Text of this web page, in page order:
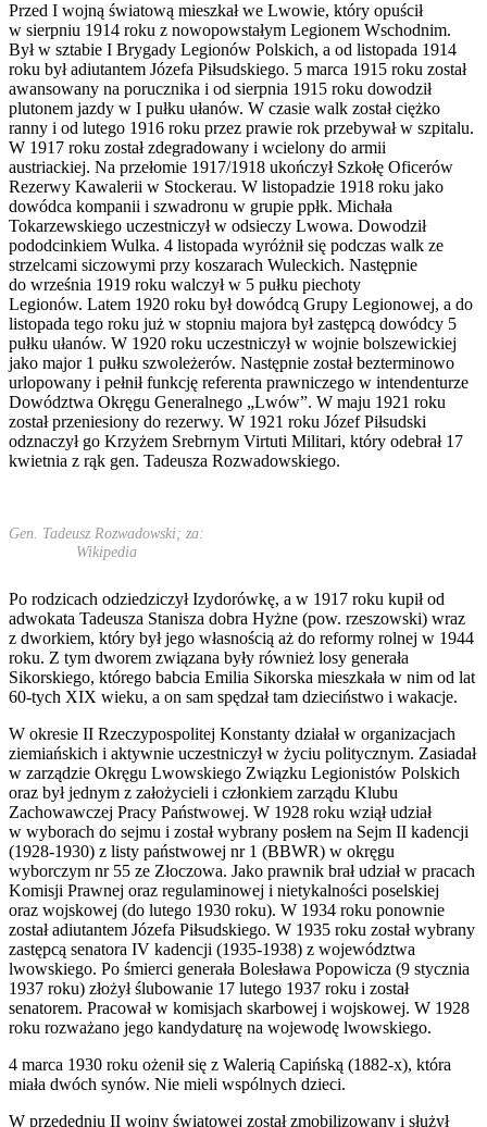
Przed I wojną światową mieszkał we Lwowie, który opuścił
w sierpniu 1914 roku z nowopowstałym Legionem Wschodnim.
Był w sztabie I Brygady Legionów Polskich, a od listopada 1914
roku był adiutantem Józefa Piłsudskiego. 5 marca 1915 roku został
awansowany na porucznika i od sierpnia 1915 roku dowodził
plutonem jazdy w I pułku ułanów. W czasie walk został ciężko
ranny i od lutego 1916 roku przez prawie rok przebywał w szpitalu.
W 1917 roku został zdegradowany i wcielony do armii
austriackiej. Na przełomie 1917/1918 ukończył Szkołę Oficerów
Rezerwy Kawalerii w Stockerau. W listopadzie 1918 roku jako
dowódca kompanii i szwadronu w grupie ppłk. Michała
Tokarzewskiego uczestniczył w odsieczy Lwowa. Dowodził
pododcinkiem Wulka. 4 listopada wyróżnił się podczas walk ze
strzelcami siczowymi przy koszarach Wuleckich. Następnie
do września 1919 roku walczył w 5 pułku piechoty
Legionów. Latem 1920 roku był dowódcą Grupy Legionowej, a do
listopada tego roku już w stopniu majora był zastępcą dowódcy 5
pułku ułanów. W 1920 roku uczestniczył w wojnie bolszewickiej
jako major 1 pułku szwoleżerów. Następnie został bezterminowo
urlopowany i pełnił funkcję referenta prawniczego w intendenturze
Dowództwa Okręgu Generalnego „Lwów”. W maju 1921 roku
został przeniesiony do rezerwy. W 1921 roku Józef Piłsudski
odznaczył go Krzyżem Srebrnym Virtuti Militari, który odebrał 17
kwietnia z rąk gen. Tadeusza Rozwadowskiego.
Gen. Tadeusz Rozwadowski; za:
Wikipedia
Po rodzicach odziedziczył Izydorówkę, a w 1917 roku kupił od
adwokata Tadeusza Stanisza dobra Hyżne (pow. rzeszowski) wraz
z dworkiem, który był jego własnością aż do reformy rolnej w 1944
roku. Z tym dworem związana były również losy generała
Sikorskiego, którego babcia Emilia Sikorska mieszkała w nim od lat
60-tych XIX wieku, a on sam spędzał tam dzieciństwo i wakacje.
W okresie II Rzeczypospolitej Konstanty działał w organizacjach
ziemiańskich i aktywnie uczestniczył w życiu politycznym. Zasiadał
w zarządzie Okręgu Lwowskiego Związku Legionistów Polskich
oraz był jednym z założycieli i członkiem zarządu Klubu
Zachowawczej Pracy Państwowej. W 1928 roku wziął udział
w wyborach do sejmu i został wybrany posłem na Sejm II kadencji
(1928-1930) z listy państwowej nr 1 (BBWR) w okręgu
wyborczym nr 55 ze Złoczowa. Jako prawnik brał udział w pracach
Komisji Prawnej oraz regulaminowej i nietykalności poselskiej
oraz wojskowej (do lutego 1930 roku). W 1934 roku ponownie
został adiutantem Józefa Piłsudskiego. W 1935 roku został wybrany
zastępcą senatora IV kadencji (1935-1938) z województwa
lwowskiego. Po śmierci generała Bolesława Popowicza (9 stycznia
1937 roku) złożył ślubowanie 17 lutego 1937 roku i został
senatorem. Pracował w komisjach skarbowej i wojskowej. W 1928
roku rozważano jego kandydaturę na wojewodę lwowskiego.
4 marca 1930 roku ożenił się z Walerią Capińską (1882-x), która
miała dwóch synów. Nie mieli wspólnych dzieci.
W przededniu II wojny światowej został zmobilizowany i służył